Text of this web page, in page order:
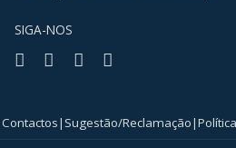
SIGA-NOS
Contactos| Sugestão/Reclamação|